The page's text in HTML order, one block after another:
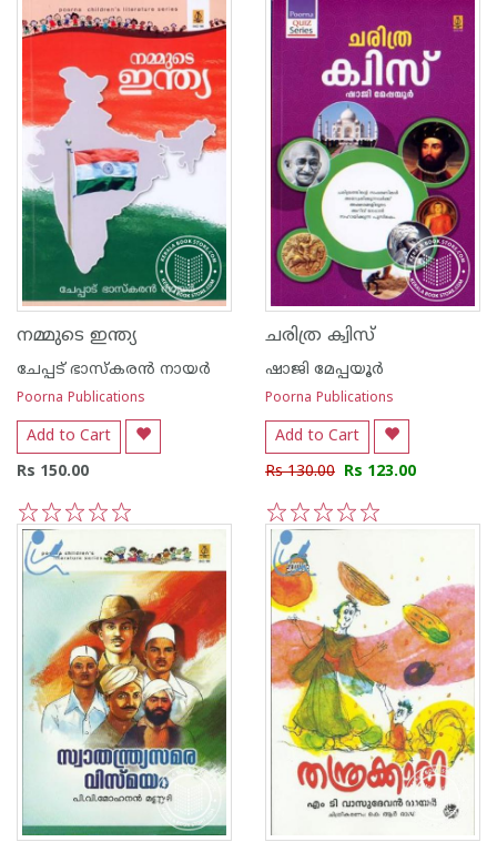
5
4
3 1
നമ്മുടെ ഇന്ത്യ
ചേപ്പട് ഭാസ്കരന്‍ നായര്‍
Poorna Publications
Add to Cart
Rs 150.00
2
1
ചരിത്ര ക്വിസ്
ഷാജി മേപ്പയൂര്‍
Poorna Publications
Add to Cart
Rs 130.00 Rs 123.00
4
3
2
1